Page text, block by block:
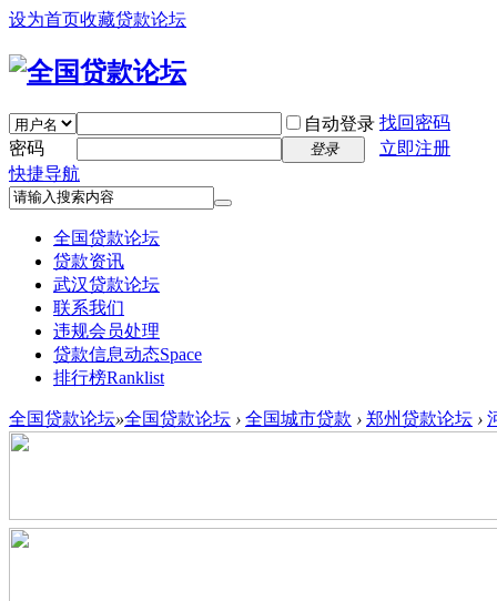
设为首页收藏贷款论坛
自动登录 找回密码
密码
登录
立即注册
快捷导航
全国贷款论坛
贷款资讯
武汉贷款论坛
联系我们
违规会员处理
贷款信息动态Space
排行榜Ranklist
全国贷款论坛»全国贷款论坛 › 全国城市贷款 › 郑州贷款论坛 ›